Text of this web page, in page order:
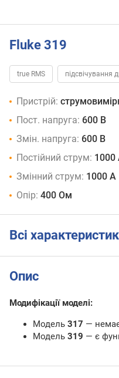
Fluke 319
true RMS підсвічування
Пристрій:
Пост. напруга: 600 В
Змін. напруга: 600 В
Постійний струм: 1000
Змінний струм: 1000 А
Опір: 400 Ом
Всі
Опис
Модифікації моделі:
Модель 317 —
Модель 319 — є